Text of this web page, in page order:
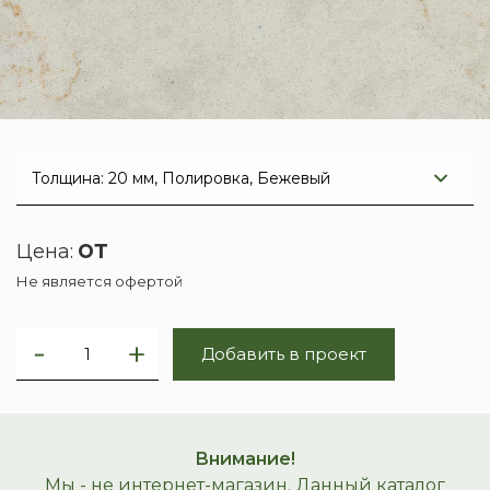
Цена: от
Не является офертой
Добавить в проект
Внимание!
Мы - не интернет-магазин. Данный каталог